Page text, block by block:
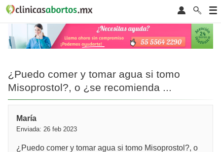
¿Puedo comer y tomar agua si tomo
Misoprostol?, o ¿se recomienda ...
María
Enviada: 26 feb 2023
¿Puedo comer y tomar agua si tomo Misoprostol?, o